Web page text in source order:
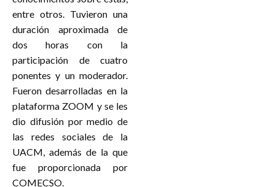
entre otros. Tuvieron una
duración aproximada de
dos horas con la
participación de cuatro
ponentes y un moderador.
Fueron desarrolladas en la
plataforma ZOOM y se les
dio difusión por medio de
las redes sociales de la
UACM, además de la que
fue proporcionada por
COMECSO.